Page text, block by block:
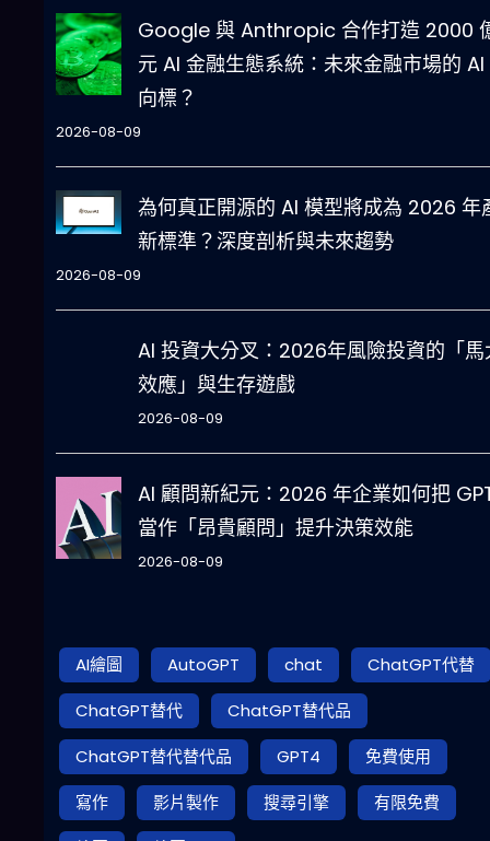
Google 與 Anthropic 合作打造 2000
元 AI 金融生態系統：未來金融市場的 AI
向標？
2026-08-09
為何真正開源的 AI 模型將成為 2026 年
新標準？深度剖析與未來趨勢
2026-08-09
AI 投資大分叉：2026年風險投資的「馬
效應」與生存遊戲
2026-08-09
AI 顧問新紀元：2026 年企業如何把
當作「昂貴顧問」提升決策效能
2026-08-09
AI繪圖 AutoGPT chat
ChatGPT代替
ChatGPT替代
ChatGPT替代品
ChatGPT替代替代品
GPT4
免費使用
寫作
影片製作 搜尋引擎
有限免費